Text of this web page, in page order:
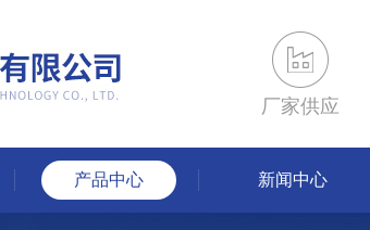
厂家供应
产品中心 新闻中心